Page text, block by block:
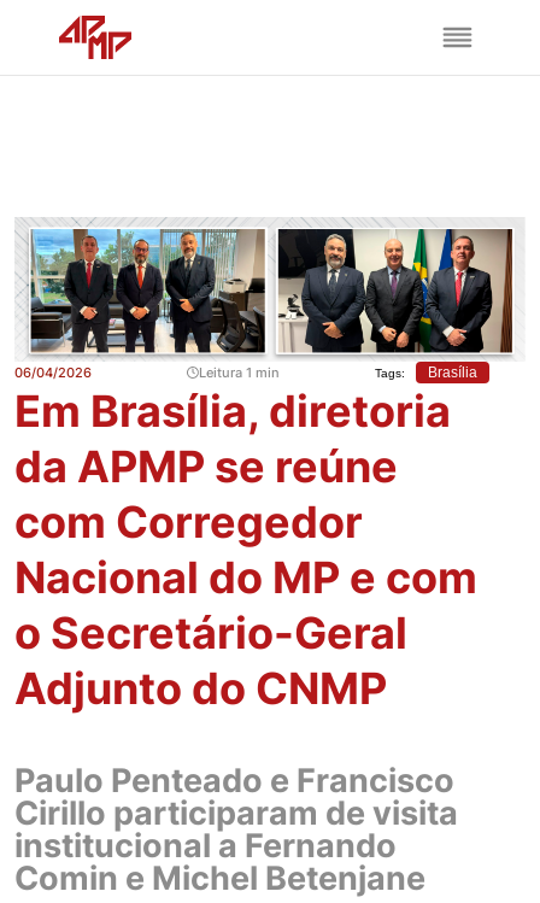
06/04/2026 Leitura 1 min Tags: Brasília
Em Brasília, diretoria
da APMP se reúne
com Corregedor
Nacional do MP e com
o Secretário-Geral
Adjunto do CNMP
Paulo Penteado e Francisco
Cirillo participaram de visita
institucional a Fernando
Comin e Michel Betenjane